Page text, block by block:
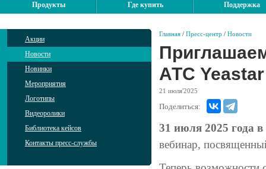
Продукты Где купить Поддержка
Акции
Новости
Новинки
Мероприятия
Логотипы
Видеоролики
Библиотека кейсов
Контакты пресс-службы
Главная / Пресс-центр / Новости
АТС
21 июля'2025
Поделиться:
31 июля 2025 года
вебинар,